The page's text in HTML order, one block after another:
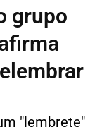
grupo
"lembrete"